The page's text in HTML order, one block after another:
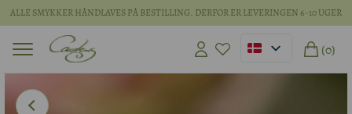
ALLE SMYKKER HÅNDLAVES PÅ BESTILLING. DERFOR ER LEVERINGEN 6-10 UGER
(0)